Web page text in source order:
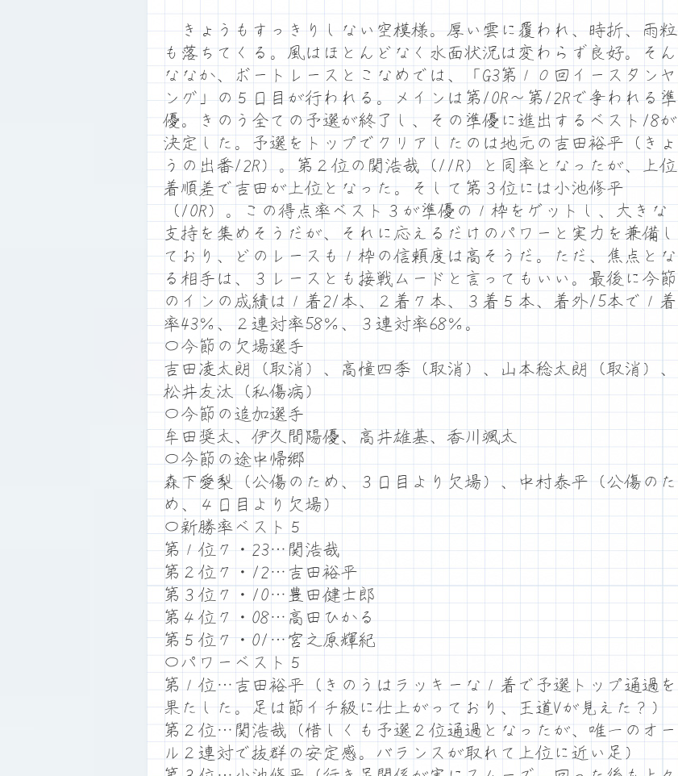
きょうもすっきりしない空模様。厚い雲に覆われ、時折、雨粒
も落ちてくる。風はほとんどなく水面状況は変わらず良好。そん
ななか、ボートレースとこなめでは、「G3第１０回イースタンヤ
ング」の５日目が行われる。メインは第10R～第12Rで争われる準
優。きのう全ての予選が終了し、その準優に進出するベスト18が
決定した。予選をトップでクリアしたのは地元の吉田裕平（きょ
うの出番12R）。第２位の関浩哉（11R）と同率となったが、上位
着順差で吉田が上位となった。そして第３位には小池修平
（10R）。この得点率ベスト３が準優の１枠をゲットし、大きな
支持を集めそうだが、それに応えるだけのパワーと実力を兼備し
ており、どのレースも１枠の信頼度は高そうだ。ただ、焦点とな
る相手は、３レースとも接戦ムードと言ってもいい。最後に今節
のインの成績は１着21本、２着７本、３着５本、着外15本で１着
率43％、２連対率58％、３連対率68％。
〇今節の欠場選手
吉田凌太朗（取消）、高憧四季（取消）、山本稔太朗（取消）、
松井友汰（私傷病）
〇今節の追加選手
牟田奨太、伊久間陽優、高井雄基、香川颯太
〇今節の途中帰郷
森下愛梨（公傷のため、３日目より欠場）、中村泰平（公傷のた
め、４日目より欠場）
〇新勝率ベスト５
第１位７・23…関浩哉
第２位７・12…吉田裕平
第３位７・10…豊田健士郎
第４位７・08…高田ひかる
第５位７・01…宮之原輝紀
〇パワーベスト５
第１位…吉田裕平（きのうはラッキーな１着で予選トップ通過を
果たした。足は節イチ級に仕上がっており、王道Vが見えた？）
第２位…関浩哉（惜しくも予選２位通過となったが、唯一のオー
ル２連対で抜群の安定感。バランスが取れて上位に近い足）